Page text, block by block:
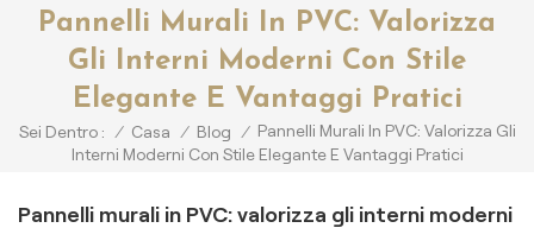
Pannelli Murali In PVC: Valorizza
Gli Interni Moderni Con Stile
Elegante E Vantaggi Pratici
Sei Dentro : / Casa / Blog / Pannelli Murali In PVC: Valorizza Gli
Interni Moderni Con Stile Elegante E Vantaggi Pratici
Pannelli murali in PVC: valorizza gli interni moderni